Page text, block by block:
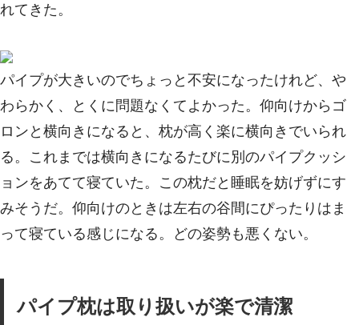
れてきた。
パイプが大きいのでちょっと不安になったけれど、や
わらかく、とくに問題なくてよかった。仰向けからゴ
ロンと横向きになると、枕が高く楽に横向きでいられ
る。これまでは横向きになるたびに別のパイプクッシ
ョンをあてて寝ていた。この枕だと睡眠を妨げずにす
みそうだ。仰向けのときは左右の谷間にぴったりはま
って寝ている感じになる。どの姿勢も悪くない。
パイプ枕は取り扱いが楽で清潔